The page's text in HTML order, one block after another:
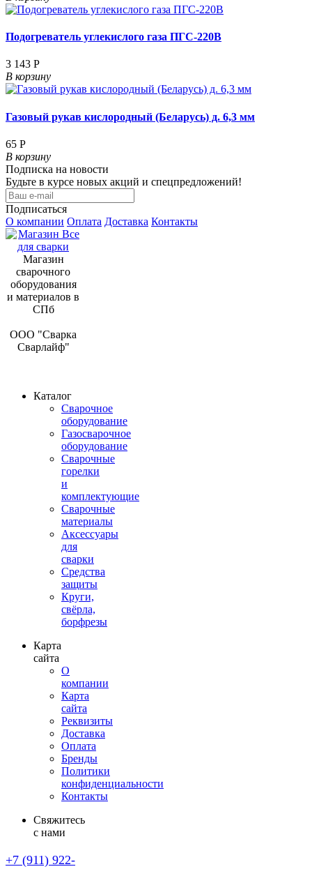
Подогреватель углекислого газа ПГС-220В
3 143 Р
В корзину
Газовый рукав кислородный (Беларусь) д. 6,3 мм
65 Р
В корзину
Подписка на новости
Будьте в курсе новых акций и спецпредложений!
Подписаться
О компании Оплата Доставка Контакты
Магазин
сварочного
оборудования
и материалов в
СПб
ООО "Сварка
Сварлайф"
Каталог
Сварочное
оборудование
Газосварочное
оборудование
Сварочные
горелки
и
комплектующие
Сварочные
материалы
Аксессуары
для
сварки
Средства
защиты
Круги,
свёрла,
борфрезы
Карта
сайта
О
компании
Карта
сайта
Реквизиты
Доставка
Оплата
Бренды
Политики
конфиденциальности
Контакты
Свяжитесь
с нами
+7 (911) 922-